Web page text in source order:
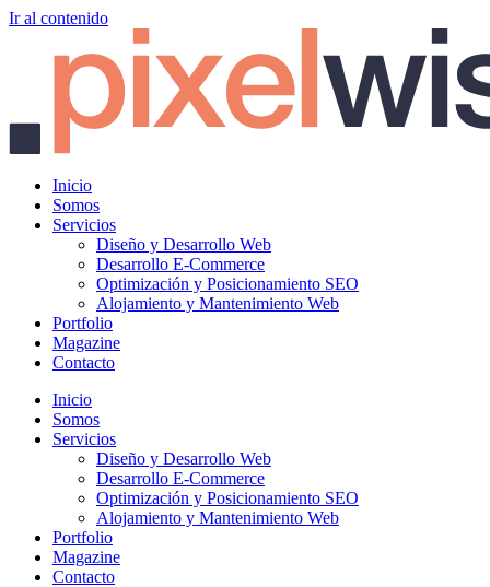
Ir al contenido
Inicio
Somos
Servicios
Diseño y Desarrollo Web
Desarrollo E-Commerce
Optimización y Posicionamiento SEO
Alojamiento y Mantenimiento Web
Portfolio
Magazine
Contacto
Inicio
Somos
Servicios
Diseño y Desarrollo Web
Desarrollo E-Commerce
Optimización y Posicionamiento SEO
Alojamiento y Mantenimiento Web
Portfolio
Magazine
Contacto